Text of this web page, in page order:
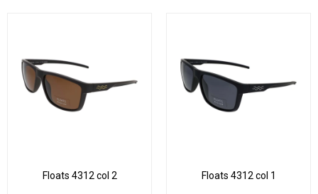
Floats 4312 col 2 Floats 4312 col 1